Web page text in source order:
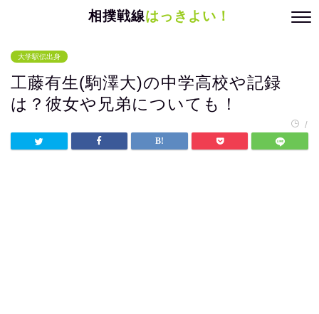
相撲戦線はっきよい！
大学駅伝出身
工藤有生(駒澤大)の中学高校や記録
は？彼女や兄弟についても！
/